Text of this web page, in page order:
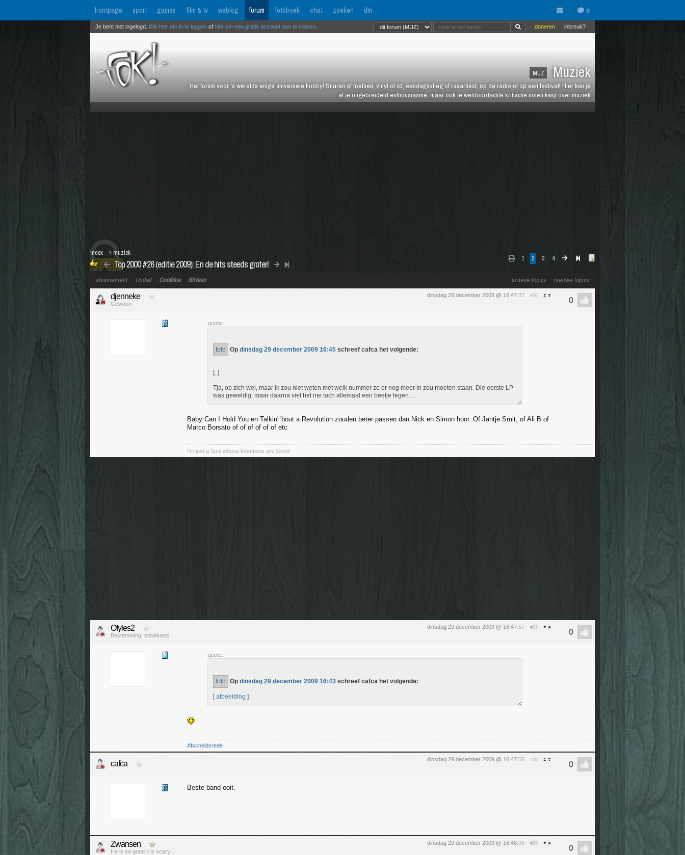
frontpage sport games film & tv weblog forum fotoboek chat zoeken dm
MUZ Muziek
Het forum voor 's werelds enige universele hobby! Snaren of toetsen, vinyl of cd, eendagsvlieg of rasartiest, op de radio of op een festival! Hier kun je
al je ongebreideld enthousiasme, maar ook je weldoordachte kritische noten kwijt over muziek
inbreuk?
doneren
Je bent niet ingelogd. Klik hier om in te loggen of hier om een gratis account aan te maken
1 2 3 4
Top 2000 #26 (editie 2009): En de hits steeds groter!
Index » muziek
actieve topics nieuwe topics
abonnement Unibet Coolblue Bitvavo
dinsdag 29 december 2009 @ 16:47:37 #26
djenneke
Gewoon
quote:
foto Op dinsdag 29 december 2009 16:45 schreef cafca het volgende:
[..]
Tja, op zich wel, maar ik zou niet weten met welk nummer ze er nog meer in zou moeten staan. Die eerste LP
was geweldig, maar daarna viel het me toch allemaal een beetje tegen.....
Baby Can I Hold You en Talkin' 'bout a Revolution zouden beter passen dan Nick en Simon hoor. Of Jantje Smit, of Ali B of
Marco Borsato of of of of of of etc
I'm just a Soul whose Intentions are Good
dinsdag 29 december 2009 @ 16:47:57 #27
Ofyles2
Bestemming: onbekend
quote:
foto Op dinsdag 29 december 2009 16:43 schreef cafca het volgende:
[afbeelding ]
Afscheidsrede
dinsdag 29 december 2009 @ 16:47:58 #28
cafca
Beste band ooit.
dinsdag 29 december 2009 @ 16:48:06 #29
Zwansen
He is so good it is scary...